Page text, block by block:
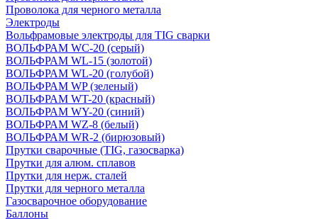
Проволока для черного металла
Электроды
Вольфрамовые электроды для TIG сварки
ВОЛЬФРАМ WC-20 (серый)
ВОЛЬФРАМ WL-15 (золотой)
ВОЛЬФРАМ WL-20 (голубой)
ВОЛЬФРАМ WP (зеленый)
ВОЛЬФРАМ WT-20 (красный)
ВОЛЬФРАМ WY-20 (синий)
ВОЛЬФРАМ WZ-8 (белый)
ВОЛЬФРАМ WR-2 (бирюзовый)
Прутки сварочные (TIG, газосварка)
Прутки для алюм. сплавов
Прутки для нерж. сталей
Прутки для черного металла
Газосварочное оборудование
Баллоны